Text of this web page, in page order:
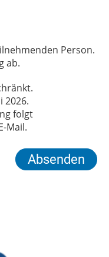
Person.
ab.
2026.
folgt
Mail.